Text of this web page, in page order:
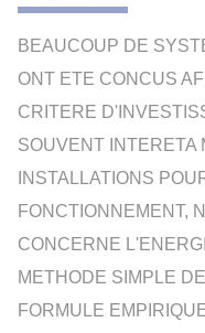
BEAUCOUP DE
ONT ETE CONCUS
CRITERE
SOUVENT INTERETA
INSTALLATIONS
FONCTIONNEMENT,
CONCERNE
METHODE SIMPLE
FORMULE